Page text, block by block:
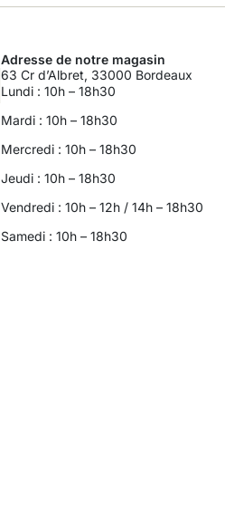
Adresse de notre magasin
63 Cr d’Albret, 33000 Bordeaux
Lundi : 10h – 18h30
Mardi : 10h – 18h30
Mercredi : 10h – 18h30
Jeudi : 10h – 18h30
Vendredi : 10h – 12h / 14h – 18h30
Samedi : 10h – 18h30